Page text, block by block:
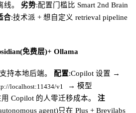
线。 劣势:配置门槛比 Smart 2nd Brain
合:技术派 + 想自定义 retrieval pipeline
免费层)+ Ollama
持本地后端。 配置:Copilot 设置 →
localhost:11434/v1 → 模型
用 Copilot 的人零迁移成本。注
agent)只在 Plus + Brevilabs